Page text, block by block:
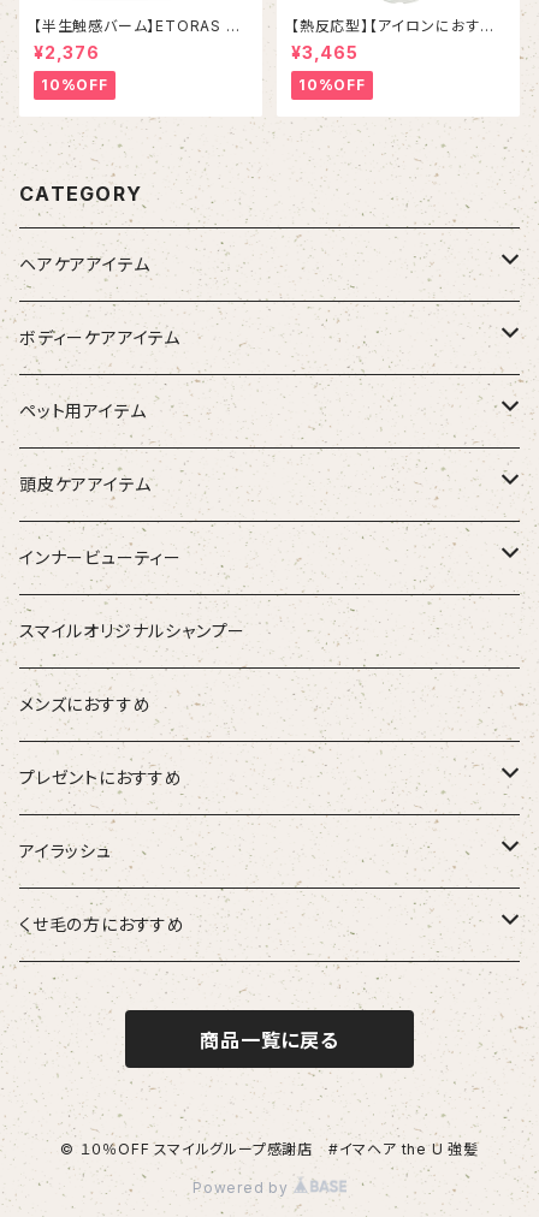
【半生触感バーム】ETORAS Ra
re Balm エトラスレアバー
ム 80g
¥2,376
10%OFF
【熱反応型】【アイロンにおすす
め】イマヘアケアオイル
¥3,465
10%OFF
CATEGORY
ヘアケアアイテム
シャンプー
トリートメント（インバス）
トリートメント（アウトバス）
スタイリング器具
ストレートアイロン
ブラシ
スタイリング剤
ETORAS エトラス
hairU ハイル
ボディーケアアイテム
除毛クリーム
化粧水
ペット用アイテム
ワンちゃん用
ブラシ
頭皮ケアアイテム
強髪
nine
スキャルプブラシ
インナービューティー
青粒
海活潤
エステプロラボ
スマイルオリジナルシャンプー
メンズにおすすめ
プレゼントにおすすめ
大人女性
男性
女性
アイラッシュ
HSC強髪
くせ毛の方におすすめ
suwae（スワエ）
商品一覧に戻る
© １０％OFF スマイルグループ感謝店 #イマヘア the U 強髪
Powered by